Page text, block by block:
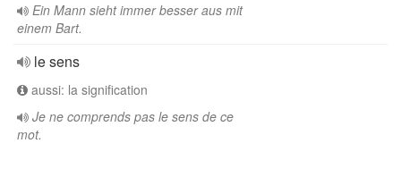
Ein Mann sieht immer besser aus mit
einem Bart.
le sens
aussi: la signification
Je ne comprends pas le sens de ce
mot.